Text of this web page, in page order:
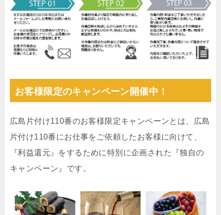
お客様限定のキャンペーン開催中！
広島片付け110番のお客様限定キャンペーンとは、広島
片付け110番にお仕事をご依頼したお客様に向けて、
『利益還元』をするために特別に企画された『独自の
キャンペーン』です。